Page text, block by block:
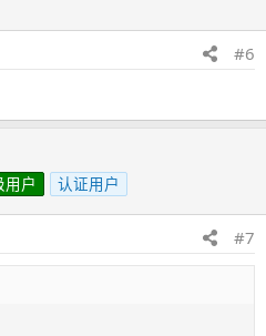
#6
用户 认证用户
#7